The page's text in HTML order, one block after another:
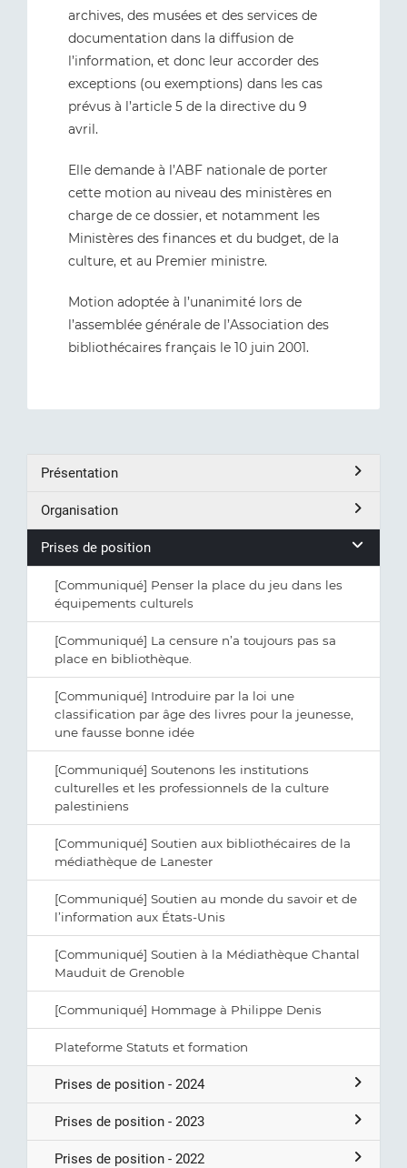
archives, des musées et des services de
documentation dans la diffusion de
l’information, et donc leur accorder des
exceptions (ou exemptions) dans les cas
prévus à l’article 5 de la directive du 9
avril.
Elle demande à l’ABF nationale de porter
cette motion au niveau des ministères en
charge de ce dossier, et notamment les
Ministères des finances et du budget, de la
culture, et au Premier ministre.
Motion adoptée à l’unanimité lors de
l’assemblée générale de l’Association des
bibliothécaires français le 10 juin 2001.
Présentation
Organisation
Prises de position
[Communiqué] Penser la place du jeu dans les
équipements culturels
[Communiqué] La censure n’a toujours pas sa
place en bibliothèque.
[Communiqué] Introduire par la loi une
classification par âge des livres pour la jeunesse,
une fausse bonne idée
[Communiqué] Soutenons les institutions
culturelles et les professionnels de la culture
palestiniens
[Communiqué] Soutien aux bibliothécaires de la
médiathèque de Lanester
[Communiqué] Soutien au monde du savoir et de
l’information aux États-Unis
[Communiqué] Soutien à la Médiathèque Chantal
Mauduit de Grenoble
[Communiqué] Hommage à Philippe Denis
Plateforme Statuts et formation
Prises de position - 2024
Prises de position - 2023
Prises de position - 2022